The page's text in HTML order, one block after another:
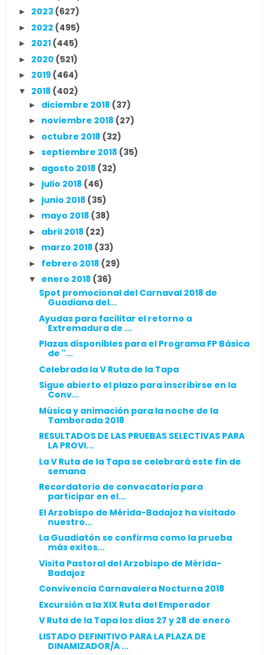
► 2023 (627)
► 2022 (495)
► 2021 (445)
► 2020 (521)
► 2019 (464)
▼ 2018 (402)
► diciembre 2018 (37)
► noviembre 2018 (27)
► octubre 2018 (32)
► septiembre 2018 (35)
► agosto 2018 (32)
► julio 2018 (46)
► junio 2018 (35)
► mayo 2018 (38)
► abril 2018 (22)
► marzo 2018 (33)
► febrero 2018 (29)
▼ enero 2018 (36)
Spot promocional del Carnaval 2018 de
Guadiana del...
Ayudas para facilitar el retorno a
Extremadura de ...
Plazas disponibles para el Programa FP Básica
de "...
Celebrada la V Ruta de la Tapa
Sigue abierto el plazo para inscribirse en la
Conv...
Música y animación para la noche de la
Tamborada 2018
RESULTADOS DE LAS PRUEBAS SELECTIVAS PARA
LA PROVI...
La V Ruta de la Tapa se celebrará este fin de
semana
Recordatorio de convocatoria para
participar en el...
El Arzobispo de Mérida-Badajoz ha visitado
nuestro...
La Guadiatón se confirma como la prueba
más exitos...
Visita Pastoral del Arzobispo de Mérida-
Badajoz
Convivencia Carnavalera Nocturna 2018
Excursión a la XIX Ruta del Emperador
V Ruta de la Tapa los días 27 y 28 de enero
LISTADO DEFINITIVO PARA LA PLAZA DE
DINAMIZADOR/A ...